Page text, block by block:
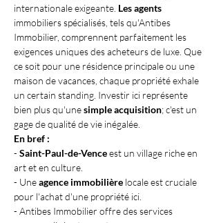
internationale exigeante. Les agents
immobiliers spécialisés, tels qu'Antibes
Immobilier, comprennent parfaitement les
exigences uniques des acheteurs de luxe. Que
ce soit pour une résidence principale ou une
maison de vacances, chaque propriété exhale
un certain standing. Investir ici représente
bien plus qu'une simple acquisition; c'est un
gage de qualité de vie inégalée.
En bref :
- Saint-Paul-de-Vence est un village riche en
art et en culture.
- Une agence immobilière locale est cruciale
pour l'achat d'une propriété ici.
- Antibes Immobilier offre des services